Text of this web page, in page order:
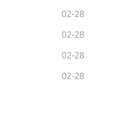
02-28
02-28
02-28
02-28